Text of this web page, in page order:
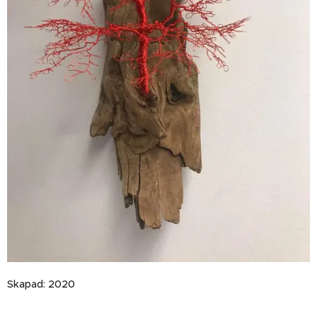
Skapad: 2020